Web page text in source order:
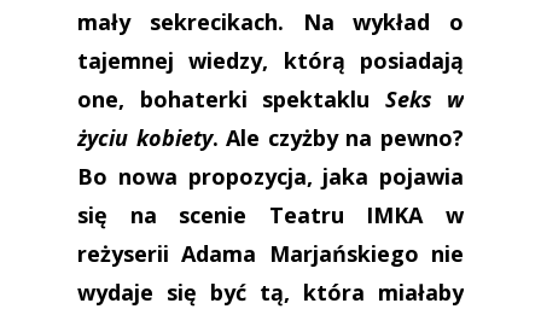
mały sekrecikach. Na wykład o
tajemnej wiedzy, którą posiadają
one, bohaterki spektaklu Seks w
życiu kobiety. Ale czyżby na pewno?
Bo nowa propozycja, jaka pojawia
się na scenie Teatru IMKA w
reżyserii Adama Marjańskiego nie
wydaje się być tą, która miałaby